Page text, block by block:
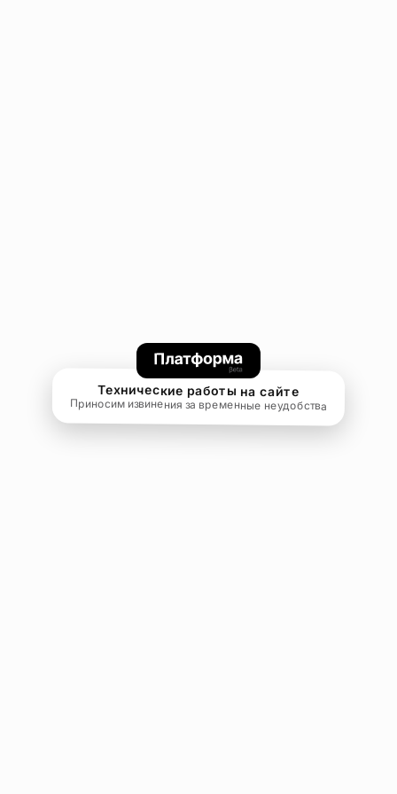
Технические работы на сайте
Приносим извинения за временные неудобства